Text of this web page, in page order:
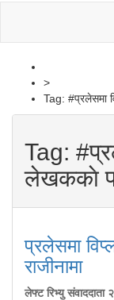
>
Tag: #प्रलेसमा
Tag:
लेखककाे
प्रलेसमा
राजीनामा
लेफ्ट रिभ्यु संवाददाता